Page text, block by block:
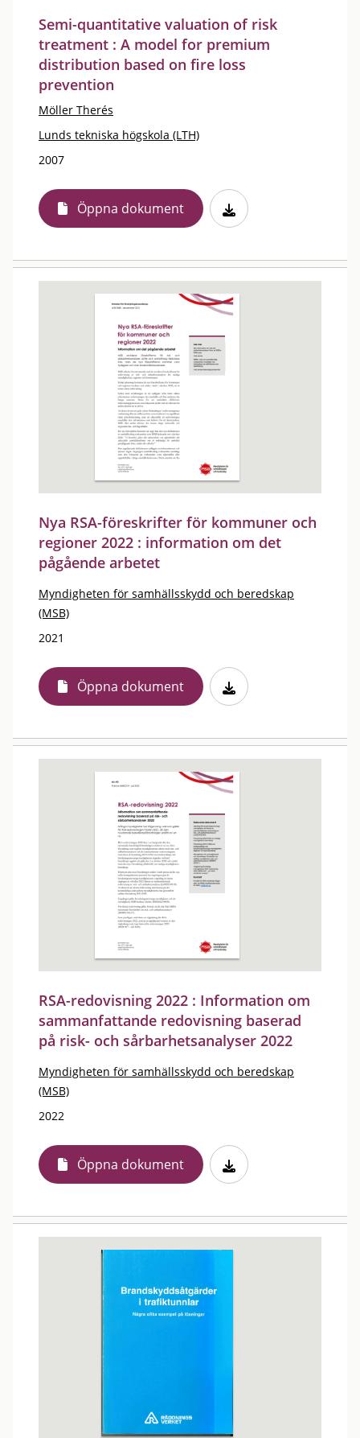
Semi-quantitative valuation of risk
treatment : A model for premium
distribution based on fire loss
prevention
Möller Therés
Lunds tekniska högskola (LTH)
2007
Öppna dokument
Nya RSA-föreskrifter för kommuner och
regioner 2022 : information om det
pågående arbetet
Myndigheten för samhällsskydd och beredskap
(MSB)
2021
Öppna dokument
RSA-redovisning 2022 : Information om
sammanfattande redovisning baserad
på risk- och sårbarhetsanalyser 2022
Myndigheten för samhällsskydd och beredskap
(MSB)
2022
Öppna dokument